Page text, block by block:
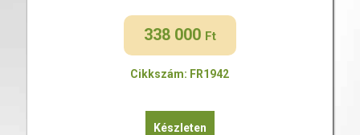
338 000 Ft
Cikkszám: FR1942
Készleten